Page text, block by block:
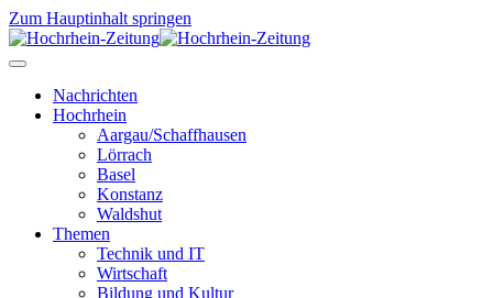
Zum Hauptinhalt springen
Nachrichten
Hochrhein
Aargau/Schaffhausen
Lörrach
Basel
Konstanz
Waldshut
Themen
Technik und IT
Wirtschaft
Bildung und Kultur